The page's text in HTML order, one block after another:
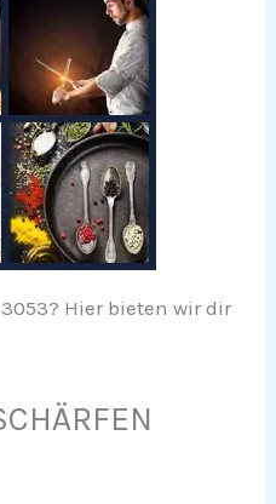
Hier bieten wir dir